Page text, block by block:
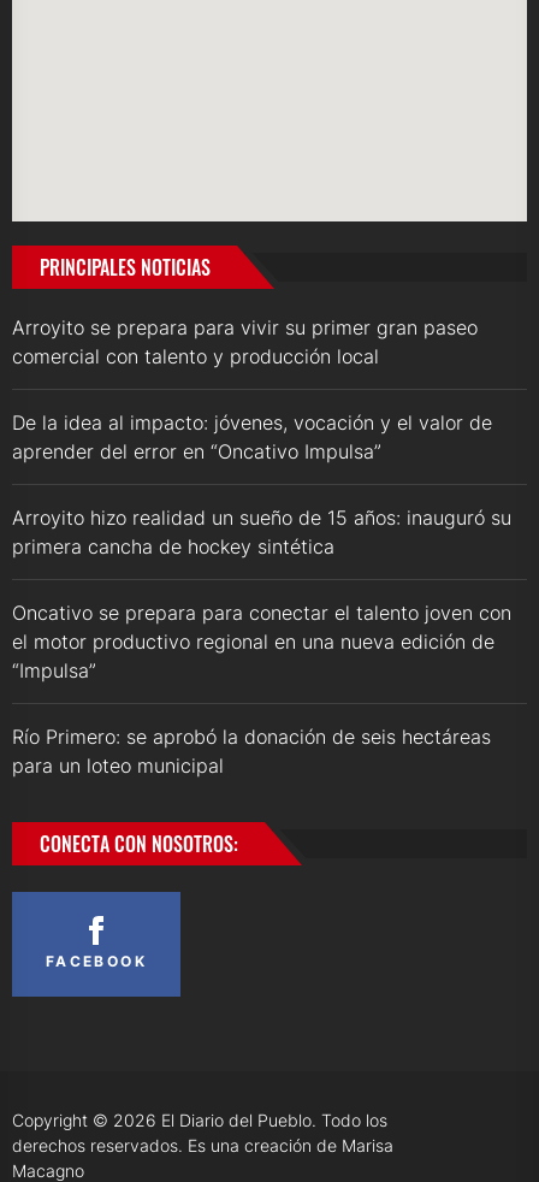
PRINCIPALES NOTICIAS
Arroyito se prepara para vivir su primer gran paseo
comercial con talento y producción local
De la idea al impacto: jóvenes, vocación y el valor de
aprender del error en “Oncativo Impulsa”
Arroyito hizo realidad un sueño de 15 años: inauguró su
primera cancha de hockey sintética
Oncativo se prepara para conectar el talento joven con
el motor productivo regional en una nueva edición de
“Impulsa”
Río Primero: se aprobó la donación de seis hectáreas
para un loteo municipal
CONECTA CON NOSOTROS:
FACEBOOK
Copyright © 2026 El Diario del Pueblo. Todo los
derechos reservados. Es una creación de Marisa
Macagno